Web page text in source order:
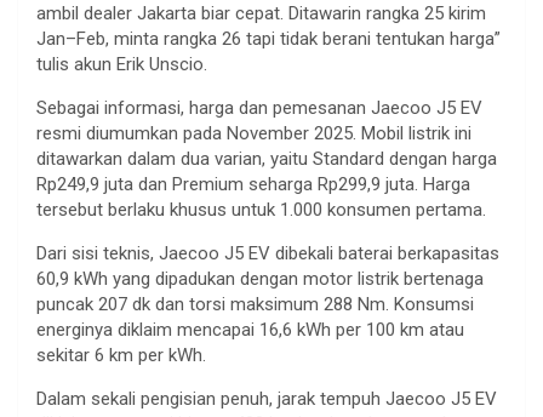
ambil dealer Jakarta biar cepat. Ditawarin rangka 25 kirim
Jan–Feb, minta rangka 26 tapi tidak berani tentukan harga”
tulis akun Erik Unscio.
Sebagai informasi, harga dan pemesanan Jaecoo J5 EV
resmi diumumkan pada November 2025. Mobil listrik ini
ditawarkan dalam dua varian, yaitu Standard dengan harga
Rp249,9 juta dan Premium seharga Rp299,9 juta. Harga
tersebut berlaku khusus untuk 1.000 konsumen pertama.
Dari sisi teknis, Jaecoo J5 EV dibekali baterai berkapasitas
60,9 kWh yang dipadukan dengan motor listrik bertenaga
puncak 207 dk dan torsi maksimum 288 Nm. Konsumsi
energinya diklaim mencapai 16,6 kWh per 100 km atau
sekitar 6 km per kWh.
Dalam sekali pengisian penuh, jarak tempuh Jaecoo J5 EV